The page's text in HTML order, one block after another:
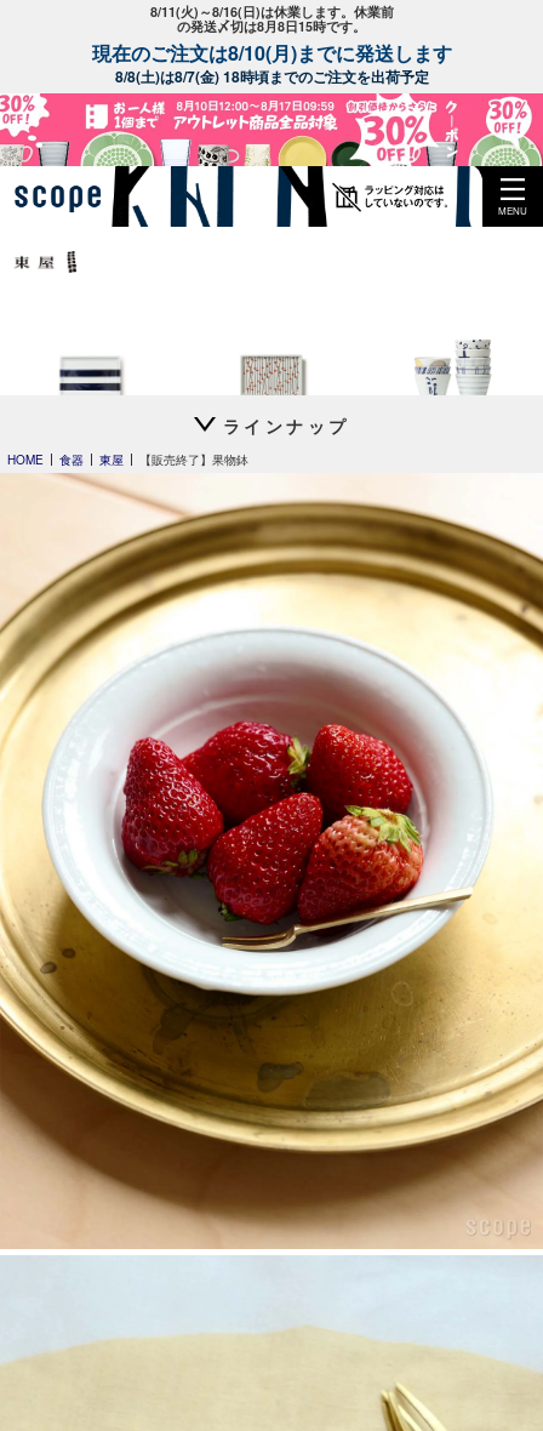
8/11(火)～8/16(日)は休業します。休業前
の発送〆切は8月8日15時です。
現在のご注文は8/10(月)までに発送します
8/8(土)は8/7(金) 18時頃までのご注文を出荷予定
MENU
スキー01
平長 石本藤雄
干し柿・田田道・野道
猪口 蛇の目高台
立花文穂
猪口 細
立花文穂
猪口
丑年 うし うし うし
寅年 大虎
長期欠品アイテム
以下のアイテムは入荷の目途が全く立たず長期欠品となっているアイテム
入荷予定に進捗がありましたらトップページやメルマガでお知らせ
いたします。
猿赤
伊賀
ラインナップ
HOME 食器 東屋 【販売終了】果物鉢